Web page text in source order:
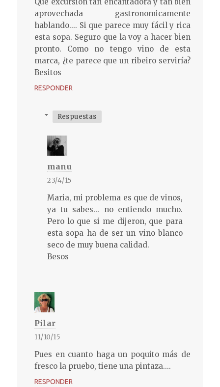
aprovechada gastronomicamente
hablando.... Si que parece muy fácil y rica
esta sopa. Seguro que la voy a hacer bien
pronto. Como no tengo vino de esta
marca, ¿te parece que un ribeiro serviría?
Besitos
RESPONDER
Respuestas
manu
23/4/15
Maria, mi problema es que de vinos,
ya tu sabes... no entiendo mucho.
Pero lo que si me dijeron, que para
esta sopa ha de ser un vino blanco
seco de muy buena calidad.
Besos
Pilar
11/10/15
Pues en cuanto haga un poquito más de
fresco la pruebo, tiene una pintaza....
RESPONDER